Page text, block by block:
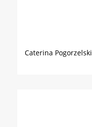
Caterina Pogorzelski